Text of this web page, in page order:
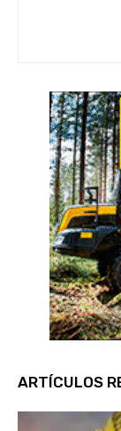
ARTÍCULOS